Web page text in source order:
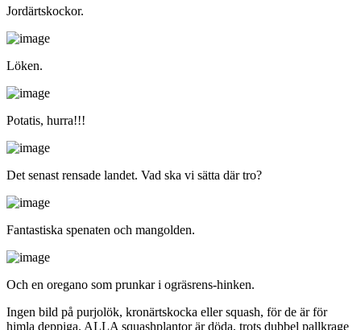
Jordärtskockor.
Löken.
Potatis, hurra!!!
Det senast rensade landet. Vad ska vi sätta där tro?
Fantastiska spenaten och mangolden.
Och en oregano som prunkar i ogräsrens-hinken.
Ingen bild på purjolök, kronärtskocka eller squash, för de är för
himla deppiga. ALLA squashplantor är döda, trots dubbel pallkrage